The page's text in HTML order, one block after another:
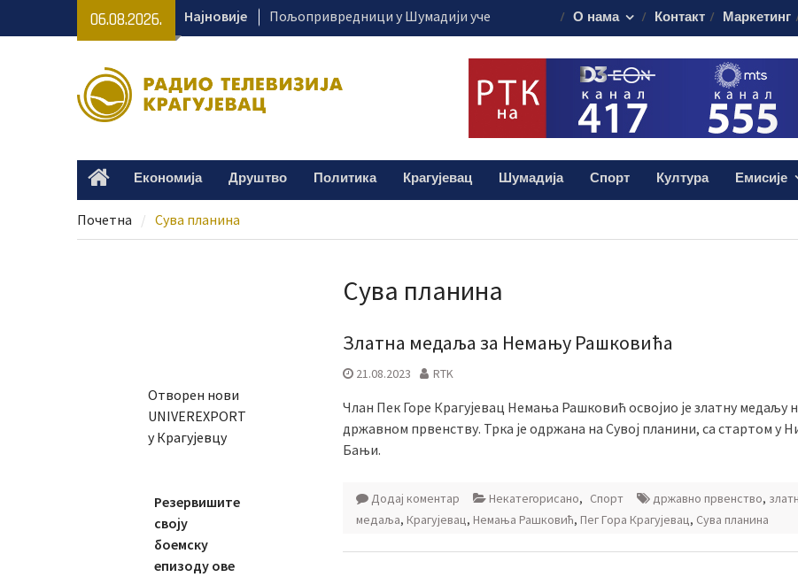
06.08.2026. Најновије
Пољопривредници у Шумадији уче
како да безбедно користе пестициде
Лана Андрић 11. августа путује на
лечење – потребно 45.000 евра
историју – изложба о доктору Кости
Хапшење због 85 килограма дроге:
Међу осумњиченима и мушкарац (38)
О нама Контакт Маркетинг
HomeЕкономија Друштво Политика Крагујевац Шумадија Спорт Култура Емисије
Почетна Сува планина
Сува планина
Златна медаља за Немању Рашковића
21.08.2023 RTK
Члан Пек Горе Крагујевац Немања Рашковић освојио је златну медаљу
државном првенству. Трка је одржана на Сувој планини, са стартом у
Бањи.
Додај коментар Некатегорисано, Спорт државно првенство,
медаља, Крагујевац, Немања Рашковић, Пег Гора Крагујевац, Сува планина
Отворен нови
UNIVEREXPORT
у Крагујевцу
Резервишите
своју
боемску
епизоду ове